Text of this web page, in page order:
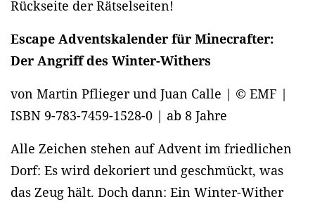
Rückseite der Rätselseiten!
Escape Adventskalender für Minecrafter:
Der Angriff des Winter-Withers
von Martin Pflieger und Juan Calle | © EMF |
ISBN 9-783-7459-1528-0 | ab 8 Jahre
Alle Zeichen stehen auf Advent im friedlichen
Dorf: Es wird dekoriert und geschmückt, was
das Zeug hält. Doch dann: Ein Winter-Wither